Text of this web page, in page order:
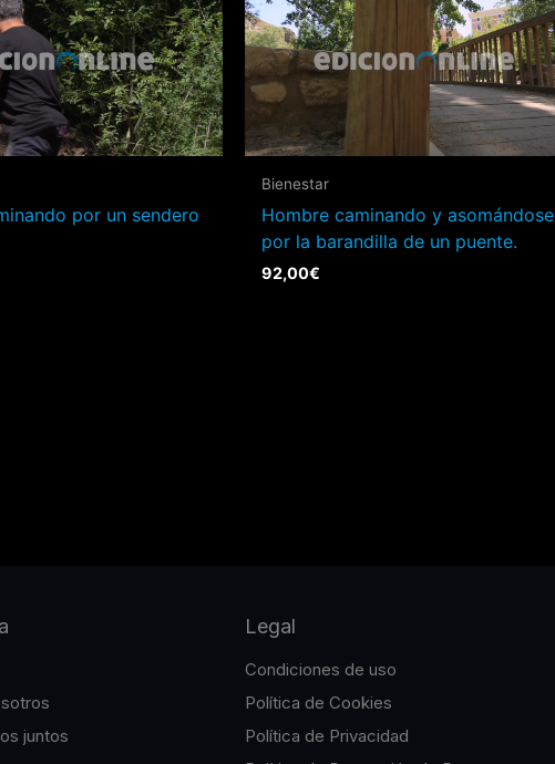
por un sendero
Bienestar
Hombre caminando y asomándose
por la barandilla de un puente.
92,00€
juntos
Legal
Condiciones de uso
Política de Cookies
Política de Privacidad